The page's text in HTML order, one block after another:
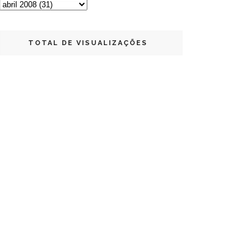
TOTAL DE VISUALIZAÇÕES